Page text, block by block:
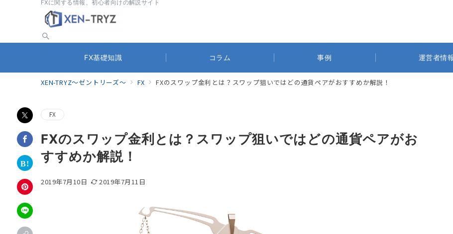
FXに関する情報、初心者向けの解説サイト
FX基礎知識 コラム 事例 運営者情
XEN-TRYZ～ゼントリーズ～ FX FXのスワップ金利とは？スワップ狙いではどの通貨ペアがおすすめか解説！
FX
FXのスワップ金利とは？スワップ狙いではどの通貨ペアがお
すすめか解説！
2019年7月10日 2019年7月11日